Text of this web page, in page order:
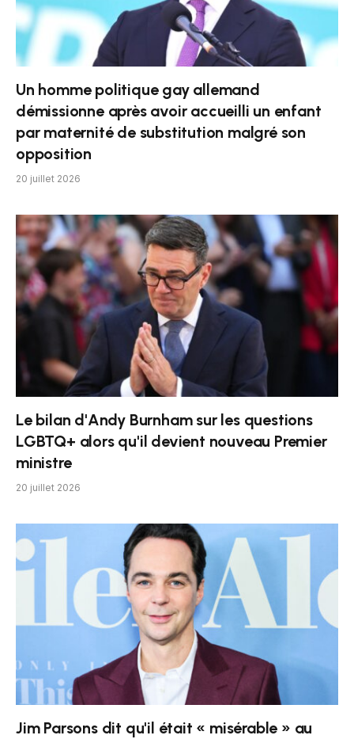
Un homme politique gay allemand
démissionne après avoir accueilli un enfant
par maternité de substitution malgré son
opposition
20 juillet 2026
Le bilan d'Andy Burnham sur les questions
LGBTQ+ alors qu'il devient nouveau Premier
ministre
20 juillet 2026
Jim Parsons dit qu'il était « misérable » au